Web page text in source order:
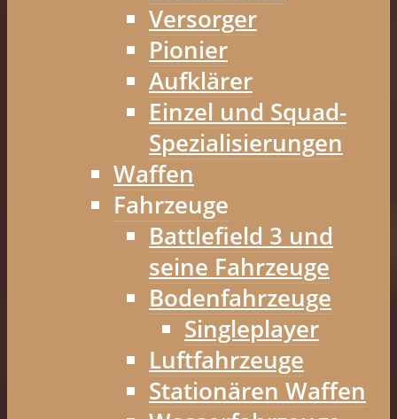
Versorger
Pionier
Aufklärer
Einzel und Squad-
Spezialisierungen
Waffen
Fahrzeuge
Battlefield 3 und
seine Fahrzeuge
Bodenfahrzeuge
Singleplayer
Luftfahrzeuge
Stationären Waffen